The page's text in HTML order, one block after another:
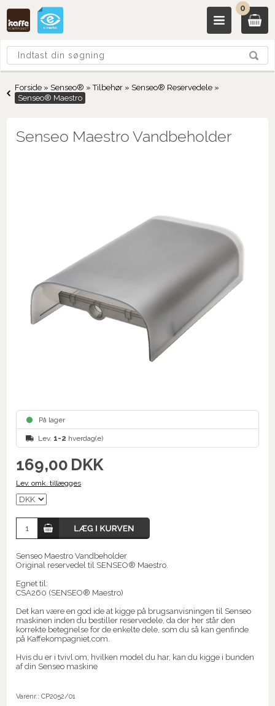
0
Forside » Senseo® »Tilbehør » Senseo® Reservedele »
Senseo® Maestro
Senseo Maestro Vandbeholder
På lager
Lev. 1-2 hverdag(e)
169,00 DKK
Lev. omk. tillægges
Senseo Maestro Vandbeholder
Original reservedel til SENSEO® Maestro.
Egnet til:
CSA260 (SENSEO® Maestro)
Det kan være en god ide at kigge på brugsanvisningen til Senseo
maskinen inden du bestiller reservedele, da der her står den
korrekte betegnelse for de enkelte dele, som du så kan genfinde
på Kaffekompagniet.com.
Hvis du er i tvivl om, hvilken model du har, kan du kigge i bunden
af din Senseo maskine
Varenr.:CP2052/01